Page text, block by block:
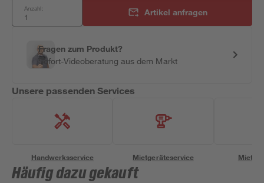
Anzahl: Artikel anfragen
Fragen zum Produkt?
Sofort-Videoberatung aus dem Markt
Unsere passenden Services
Handwerksservice Mietgeräteservice
Häufig dazu gekauft